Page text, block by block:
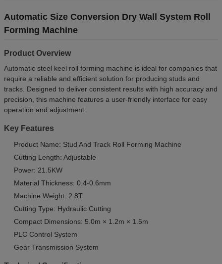
Automatic Size Conversion Dry Wall System Roll
Forming Machine
Product Overview
Automatic steel keel roll forming machine is ideal for companies that
require a reliable and efficient solution for producing studs and
tracks. Designed to deliver consistent results with high accuracy and
precision, this machine features a user-friendly interface for easy
operation and adjustment.
Key Features
Product Name: Stud And Track Roll Forming Machine
Cutting Length: Adjustable
Power: 21.5KW
Material Thickness: 0.4-0.6mm
Machine Weight: 2.8T
Cutting Type: Hydraulic Cutting
Compact Dimensions: 5.0m × 1.2m × 1.5m
PLC Control System
Gear Transmission System